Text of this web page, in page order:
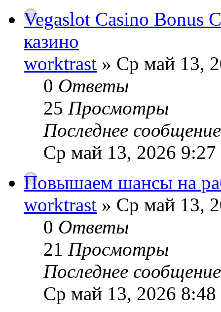
Vegaslot Casino Bonus
казино
worktrast » Ср май 13,
0 Ответы
25 Просмотры
Последнее
Ср май 13, 2026 9:27
Повышаем шансы на
worktrast » Ср май 13,
0 Ответы
21 Просмотры
Последнее
Ср май 13, 2026 8:48